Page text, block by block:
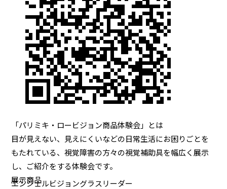
「パリミキ・ロービジョン商品体験会」とは
目が見えない、見えにくいなどの日常生活にお困りごとを
もたれている、視覚障害の方々の視覚補助具を幅広く展示
し、ご紹介をする体験会です。
展示商品
エンジェルビジョングラスリーダー